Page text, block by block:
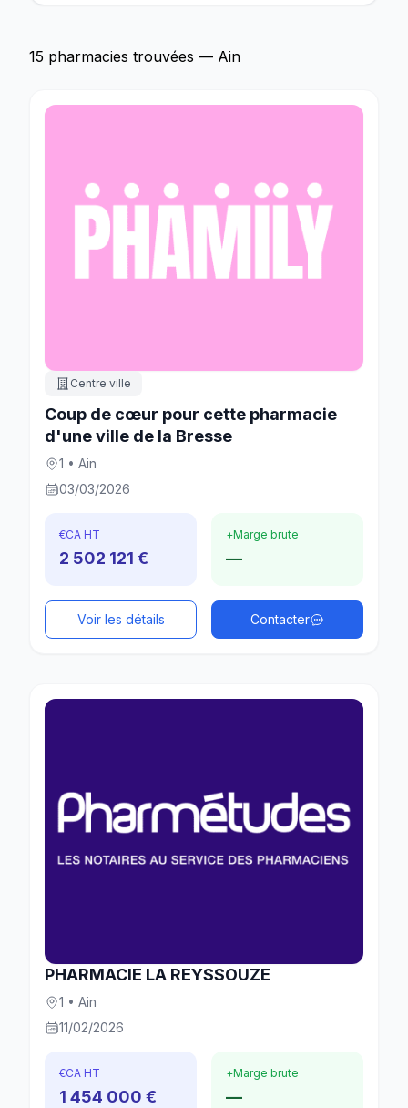
15 pharmacies trouvées — Ain
Centre ville
Coup de cœur pour cette pharmacie
d'une ville de la Bresse
1 • Ain
03/03/2026
€CA HT
2 502 121 €
+Marge brute
—
Voir les détails Contacter
PHARMACIE LA REYSSOUZE
1 • Ain
11/02/2026
€CA HT
1 454 000 €
+Marge brute
—